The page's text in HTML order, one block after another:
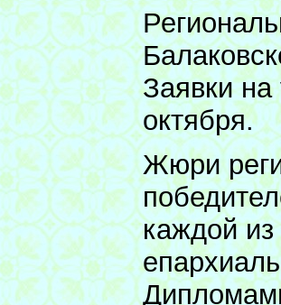
Заявки
октября.
Жюри
каждой